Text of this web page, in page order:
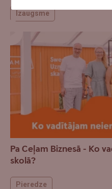
Izaugsme
Pa Ceļam Biznesā - Ko
skolā?
Pieredze